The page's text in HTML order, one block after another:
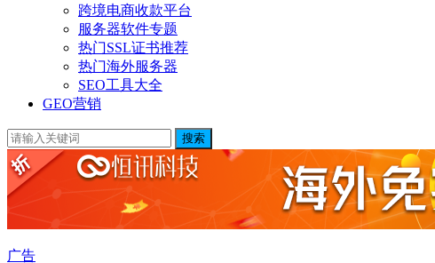
跨境电商收款平台
服务器软件专题
热门SSL证书推荐
热门海外服务器
SEO工具大全
GEO营销
搜索
广告